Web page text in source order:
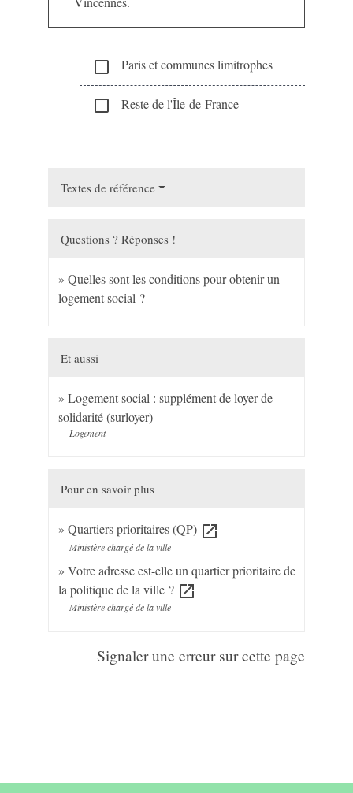
check_box_outline_blank Paris et communes limitrophes
check_box_outline_blank Reste de l'Île-de-France
Textes de référence
Questions ? Réponses !
Quelles sont les conditions pour obtenir un
logement social ?
Et aussi
Logement social : supplément de loyer de
solidarité (surloyer)
Logement
Pour en savoir plus
Quartiers prioritaires (QP) open_in_new
Ministère chargé de la ville
Votre adresse est-elle un quartier prioritaire de
la politique de la ville ? open_in_new
Ministère chargé de la ville
Signaler une erreur sur cette page